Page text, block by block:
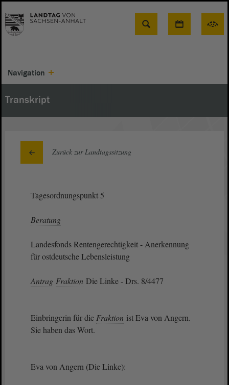
Suche
Navigation
Transkript
Zurück zur Landtagssitzung
Tagesordnungspunkt 5
Beratung
Landesfonds Rentengerechtigkeit - Anerkennung
für ostdeutsche Lebensleistung
Antrag Fraktion Die Linke - Drs. 8/4477
Einbringerin für die Fraktion ist Eva von Angern.
Sie haben das Wort.
Eva von Angern (Die Linke):